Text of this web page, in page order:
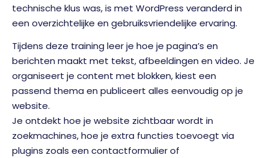
technische klus was, is met WordPress veranderd in
een overzichtelijke en gebruiksvriendelijke ervaring.
Tijdens deze training leer je hoe je pagina’s en
berichten maakt met tekst, afbeeldingen en video. Je
organiseert je content met blokken, kiest een
passend thema en publiceert alles eenvoudig op je
website.
Je ontdekt hoe je website zichtbaar wordt in
zoekmachines, hoe je extra functies toevoegt via
plugins zoals een contactformulier of